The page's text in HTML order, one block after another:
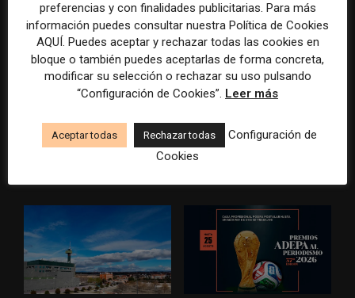
La Marea cierra 2025 con
cooperativa pierde 38.542
euros
El Premio Gabo 2026
Brasil, España y El Salvador
sobre el poder, la memoria y
la violencia
preferencias y con finalidades publicitarias. Para más
información puedes consultar nuestra Política de Cookies
AQUÍ. Puedes aceptar y rechazar todas las cookies en
bloque o también puedes aceptarlas de forma concreta,
modificar su selección o rechazar su uso pulsando
“Configuración de Cookies”. Leer más
Aceptar todas Rechazar todas
Configuración de
Cookies